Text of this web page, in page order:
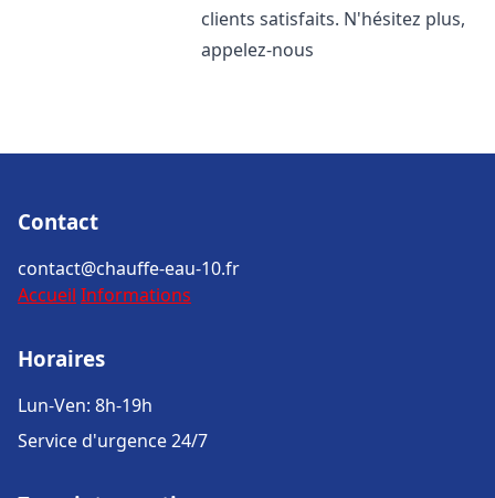
clients satisfaits. N'hésitez plus,
appelez-nous
Contact
contact@chauffe-eau-10.fr
Accueil Informations
Horaires
Lun-Ven: 8h-19h
Service d'urgence 24/7